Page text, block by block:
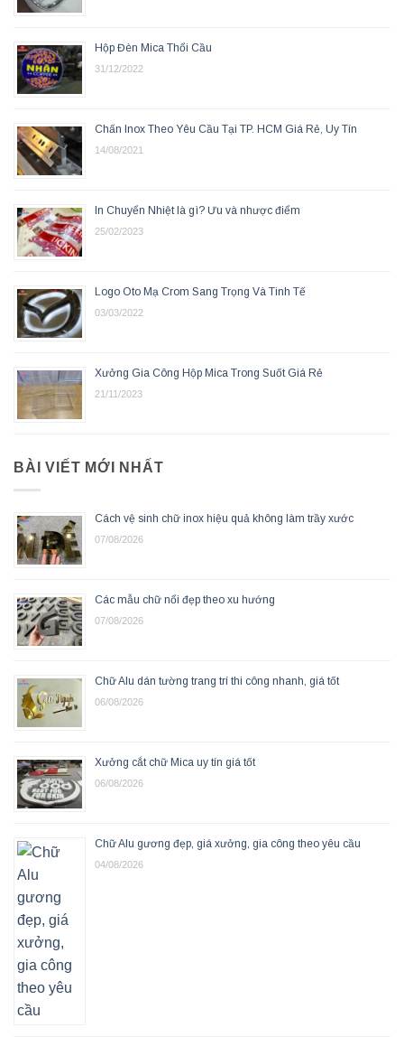
Hộp Đèn Mica Thổi Cầu
31/12/2022
Chấn Inox Theo Yêu Cầu Tại TP. HCM Giá Rẻ, Uy Tín
14/08/2021
In Chuyển Nhiệt là gì? Ưu và nhược điểm
25/02/2023
Logo Oto Mạ Crom Sang Trọng Và Tinh Tế
03/03/2022
Xưởng Gia Công Hộp Mica Trong Suốt Giá Rẻ
21/11/2023
BÀI VIẾT MỚI NHẤT
Cách vệ sinh chữ inox hiệu quả không làm trầy xước
07/08/2026
Các mẫu chữ nổi đẹp theo xu hướng
07/08/2026
Chữ Alu dán tường trang trí thi công nhanh, giá tốt
06/08/2026
Xưởng cắt chữ Mica uy tín giá tốt
06/08/2026
Chữ Alu gương đẹp, giá xưởng, gia công theo yêu cầu
04/08/2026